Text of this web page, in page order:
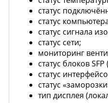
статус
статус
статус сигнала
статус сети;
мониторинг
статус блоков
статус
статус
тип дисплея